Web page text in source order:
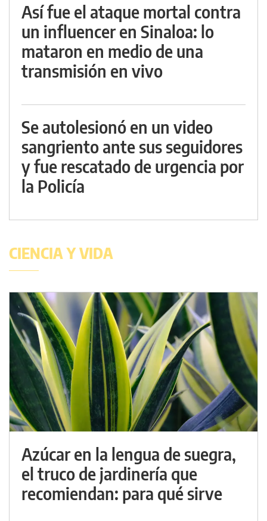
Así fue el ataque mortal contra
un influencer en Sinaloa: lo
mataron en medio de una
transmisión en vivo
Se autolesionó en un video
sangriento ante sus seguidores
y fue rescatado de urgencia por
la Policía
CIENCIA Y VIDA
Azúcar en la lengua de suegra,
el truco de jardinería que
recomiendan: para qué sirve